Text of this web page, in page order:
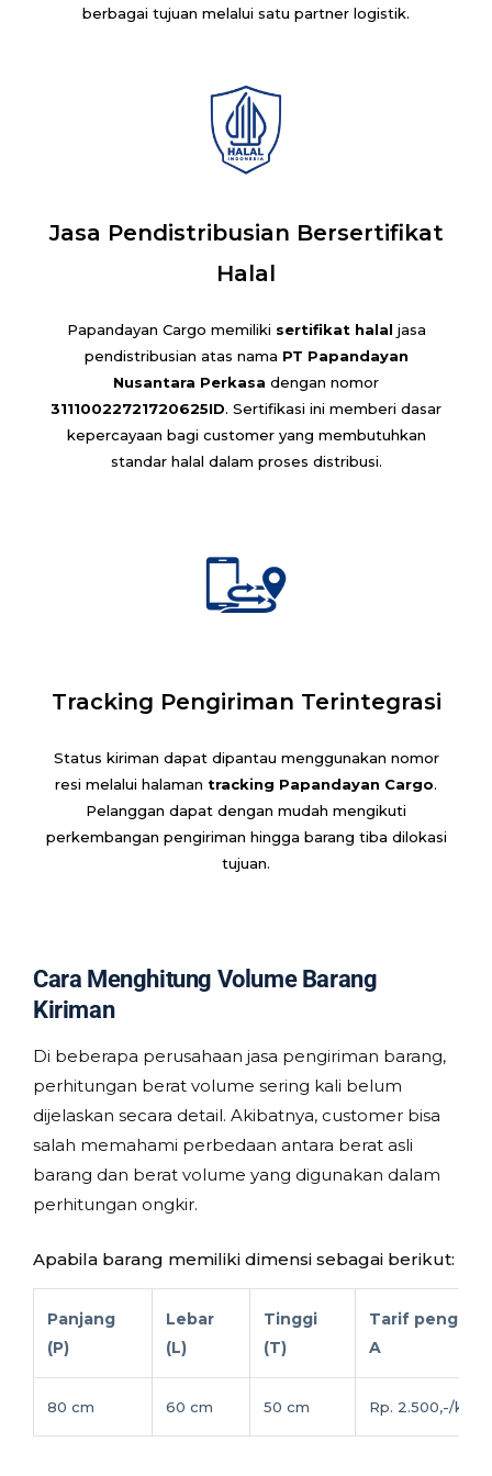
berbagai tujuan melalui satu partner logistik.
Jasa Pendistribusian Bersertifikat
Halal
Papandayan Cargo memiliki sertifikat halal jasa
pendistribusian atas nama PT Papandayan
Nusantara Perkasa dengan nomor
31110022721720625ID. Sertifikasi ini memberi dasar
kepercayaan bagi customer yang membutuhkan
standar halal dalam proses distribusi.
Tracking Pengiriman Terintegrasi
Status kiriman dapat dipantau menggunakan nomor
resi melalui halaman tracking Papandayan Cargo.
Pelanggan dapat dengan mudah mengikuti
perkembangan pengiriman hingga barang tiba dilokasi
tujuan.
Cara Menghitung Volume Barang
Kiriman
Di beberapa perusahaan jasa pengiriman barang,
perhitungan berat volume sering kali belum
dijelaskan secara detail. Akibatnya, customer bisa
salah memahami perbedaan antara berat asli
barang dan berat volume yang digunakan dalam
perhitungan ongkir.
Apabila barang memiliki dimensi sebagai berikut:
Panjang
(P)
Lebar
(L)
Tinggi
(T)
Tarif
A
80 cm 60 cm 50 cm Rp. 2.500,-/kg